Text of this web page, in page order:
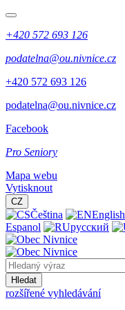
+420 572 693 126
podatelna@ou.nivnice.cz
+420 572 693 126
podatelna@ou.nivnice.cz
Facebook
Pro Seniory
Mapa webu
Vytisknout
CZ
Čeština English
Espanol
русский
Hledat
rozšířené vyhledávání